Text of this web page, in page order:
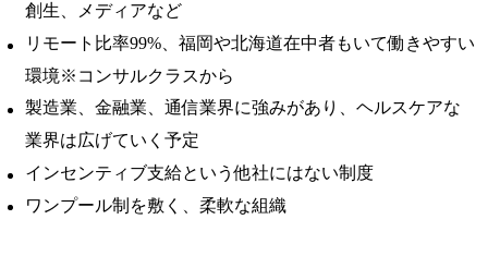
創生、メディアなど
リモート比率99%、福岡や北海道在中者もいて働きやすい
環境※コンサルクラスから
製造業、金融業、通信業界に強みがあり、ヘルスケアな
業界は広げていく予定
インセンティブ支給という他社にはない制度
ワンプール制を敷く、柔軟な組織